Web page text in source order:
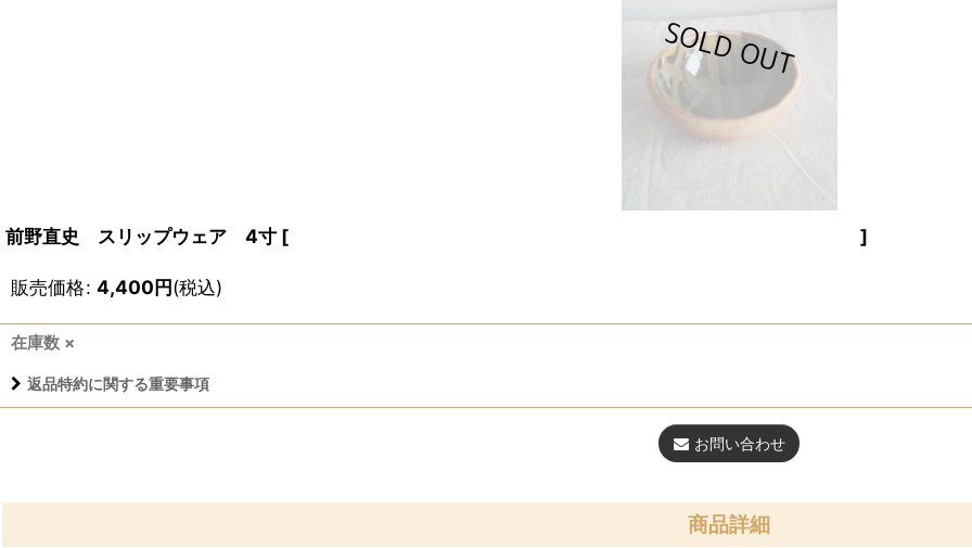
前野直史 スリップウェア 4寸 [ ]
販売価格: 4,400円(税込)
在庫数 ×
返品特約に関する重要事項
お問い合わせ
商品詳細